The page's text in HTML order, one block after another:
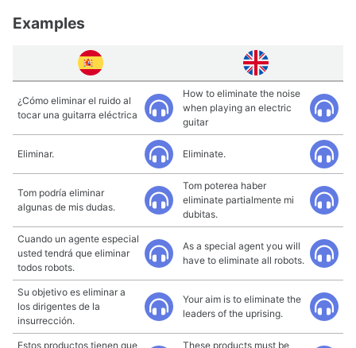
Examples
¿Cómo eliminar el ruido al
tocar una guitarra eléctrica
How to eliminate the noise
when playing an electric
guitar
Eliminar. Eliminate.
Tom podría eliminar
algunas de mis dudas.
Tom poterea haber
eliminate partialmente mi
dubitas.
Cuando un agente especial
usted tendrá que eliminar
todos robots.
As a special agent you will
have to eliminate all robots.
Su objetivo es eliminar a
los dirigentes de la
insurrección.
Your aim is to eliminate the
leaders of the uprising.
Estos productos tienen que
These products must be